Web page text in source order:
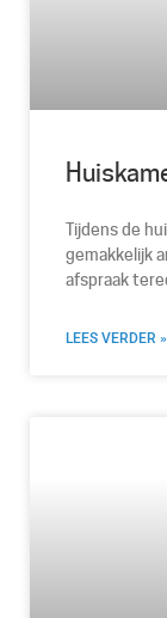
Tijdens de
gemakkelijk
afspraak
LEES VERDER »